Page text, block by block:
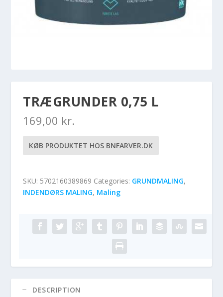
TRÆGRUNDER 0,75 L
169,00 kr.
KØB PRODUKTET HOS BNFARVER.DK
SKU: 5702160389869 Categories: GRUNDMALING,
INDENDØRS MALING, Maling
DESCRIPTION